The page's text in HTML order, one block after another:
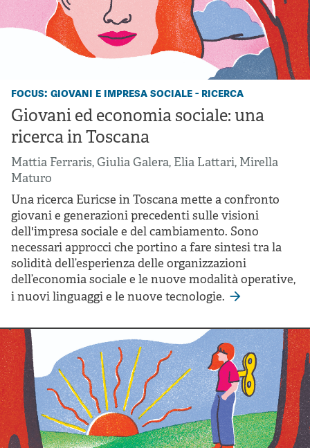
focus: giovani e impresa sociale - ricerca
Giovani ed economia sociale: una
ricerca in Toscana
Mattia Ferraris,Giulia Galera, Elia Lattari, Mirella
Maturo
Una ricerca Euricse in Toscana mette a confronto
giovani e generazioni precedenti sulle visioni
dell'impresa sociale e del cambiamento. Sono
necessari approcci che portino a fare sintesi tra la
solidità dell’esperienza delle organizzazioni
dell’economia sociale e le nuove modalità operative,
i nuovi linguaggi e le nuove tecnologie.